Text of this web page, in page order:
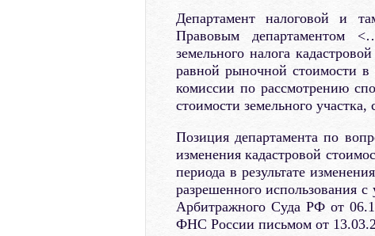
Департамент налоговой и
Правовым департаментом
земельного налога
равной рыночной стоимости в
комиссии по рассмотрению
стоимости земельного
Позиция департамента по
изменения кадастровой
периода в результате
разрешенного использования
Арбитражного Суда РФ от
ФНС России письмом от